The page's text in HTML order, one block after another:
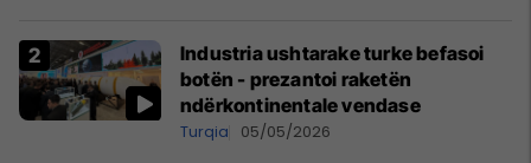
Industria ushtarake turke befasoi
botën - prezantoi raketën
ndërkontinentale vendase
Turqia 05/05/2026